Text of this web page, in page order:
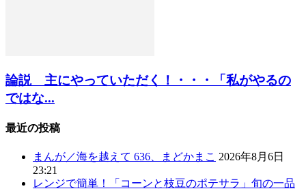
論説 主にやっていただく！・・・「私がやるの
ではな...
最近の投稿
まんが／海を越えて 636、まどかまこ 2026年8月6日
23:21
レンジで簡単！「コーンと枝豆のポテサラ」旬の一品